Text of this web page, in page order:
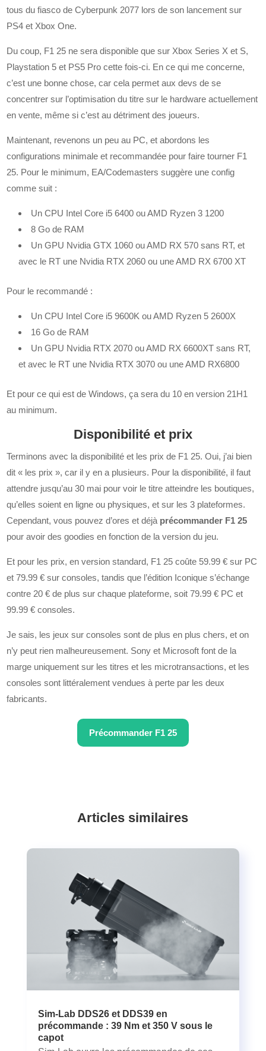
tous du fiasco de Cyberpunk 2077 lors de son lancement sur
PS4 et Xbox One.
Du coup, F1 25 ne sera disponible que sur Xbox Series X et S,
Playstation 5 et PS5 Pro cette fois-ci. En ce qui me concerne,
c’est une bonne chose, car cela permet aux devs de se
concentrer sur l’optimisation du titre sur le hardware actuellement
en vente, même si c’est au détriment des joueurs.
Maintenant, revenons un peu au PC, et abordons les
configurations minimale et recommandée pour faire tourner F1
25. Pour le minimum, EA/Codemasters suggère une config
comme suit :
Un CPU Intel Core i5 6400 ou AMD Ryzen 3 1200
8 Go de RAM
Un GPU Nvidia GTX 1060 ou AMD RX 570 sans RT, et
avec le RT une Nvidia RTX 2060 ou une AMD RX 6700 XT
Pour le recommandé :
Un CPU Intel Core i5 9600K ou AMD Ryzen 5 2600X
16 Go de RAM
Un GPU Nvidia RTX 2070 ou AMD RX 6600XT sans RT,
et avec le RT une Nvidia RTX 3070 ou une AMD RX6800
Et pour ce qui est de Windows, ça sera du 10 en version 21H1
au minimum.
Disponibilité et prix
Terminons avec la disponibilité et les prix de F1 25. Oui, j’ai bien
dit « les prix », car il y en a plusieurs. Pour la disponibilité, il faut
attendre jusqu’au 30 mai pour voir le titre atteindre les boutiques,
qu’elles soient en ligne ou physiques, et sur les 3 plateformes.
Cependant, vous pouvez d’ores et déjà précommander F1 25
pour avoir des goodies en fonction de la version du jeu.
Et pour les prix, en version standard, F1 25 coûte 59.99 € sur PC
et 79.99 € sur consoles, tandis que l’édition Iconique s’échange
contre 20 € de plus sur chaque plateforme, soit 79.99 € PC et
99.99 € consoles.
Je sais, les jeux sur consoles sont de plus en plus chers, et on
n’y peut rien malheureusement. Sony et Microsoft font de la
marge uniquement sur les titres et les microtransactions, et les
consoles sont littéralement vendues à perte par les deux
fabricants.
Précommander F1 25
Articles similaires
Sim-Lab DDS26 et DDS39 en
précommande : 39 Nm et 350 V sous le
capot